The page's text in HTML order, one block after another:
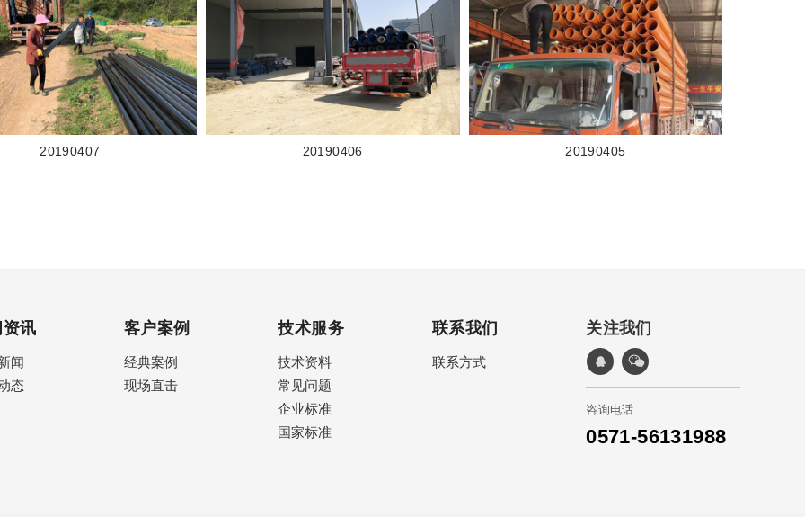
20190407 20190406 20190405
讯
闻
态
客户案例
经典案例
现场直击
技术服务
技术资料
常见问题
企业标准
国家标准
联系我们
联系方式
关注我们
咨询电话
0571-56131988